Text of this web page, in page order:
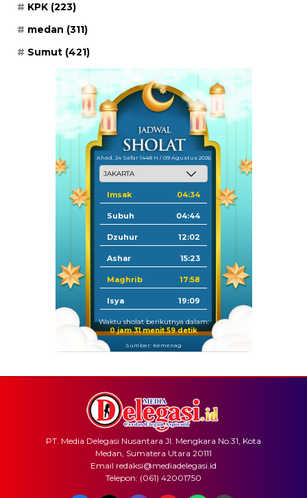
KPK (223)
medan (311)
Sumut (421)
Ahad, 24 Safar 1448 H / 09 Agustus 2026
Imsak 04:34
Subuh 04:44
Dzuhur 12:02
Ashar 15:23
Maghrib 17:58
Isya 19:09
Waktu sholat berikutnya dalam:
0 jam 31 menit 59 detik
Sumber: Kemenag
PT. Media Delegasi Nusantara Jl. Mengkara No.31, Kota
Medan, Sumatera Utara 20111
Email redaksi@mediadelegasi.id
Telepon: (061) 42001750